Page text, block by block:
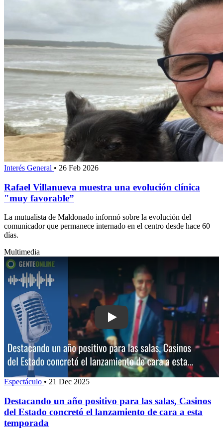
Interés General • 26 Feb 2026
Rafael Villanueva muestra una evolución clínica
"muy favorable”
La mutualista de Maldonado informó sobre la evolución del
comunicador que permanece internado en el centro desde hace 60
días.
Multimedia
Play: Destacando un año positivo
Espectáculo • 21 Dec 2025
Destacando un año positivo para las salas, Casinos
del Estado concretó el lanzamiento de cara a esta
temporada